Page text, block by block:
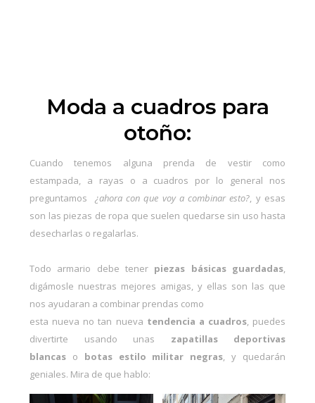
Moda a cuadros para
otoño:
Cuando tenemos alguna prenda de vestir como
estampada, a rayas o a cuadros por lo general nos
preguntamos ¿ahora con que voy a combinar esto?, y esas
son las piezas de ropa que suelen quedarse sin uso hasta
desecharlas o regalarlas.
Todo armario debe tener piezas básicas guardadas,
digámosle nuestras mejores amigas, y ellas son las que
nos ayudaran a combinar prendas como
esta nueva no tan nueva tendencia a cuadros, puedes
divertirte usando unas zapatillas deportivas
blancas o botas estilo militar negras, y quedarán
geniales. Mira de que hablo: